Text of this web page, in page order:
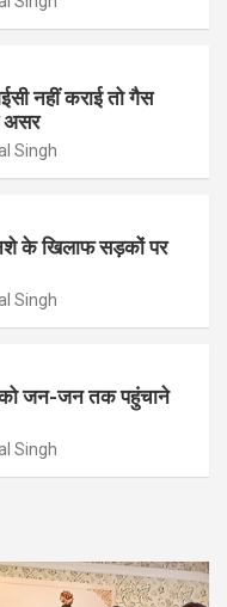
नहीं कराई तो गैस
असर
Singh
के खिलाफ सड़कों पर
Singh
को जन-जन तक पहुंचाने
Singh